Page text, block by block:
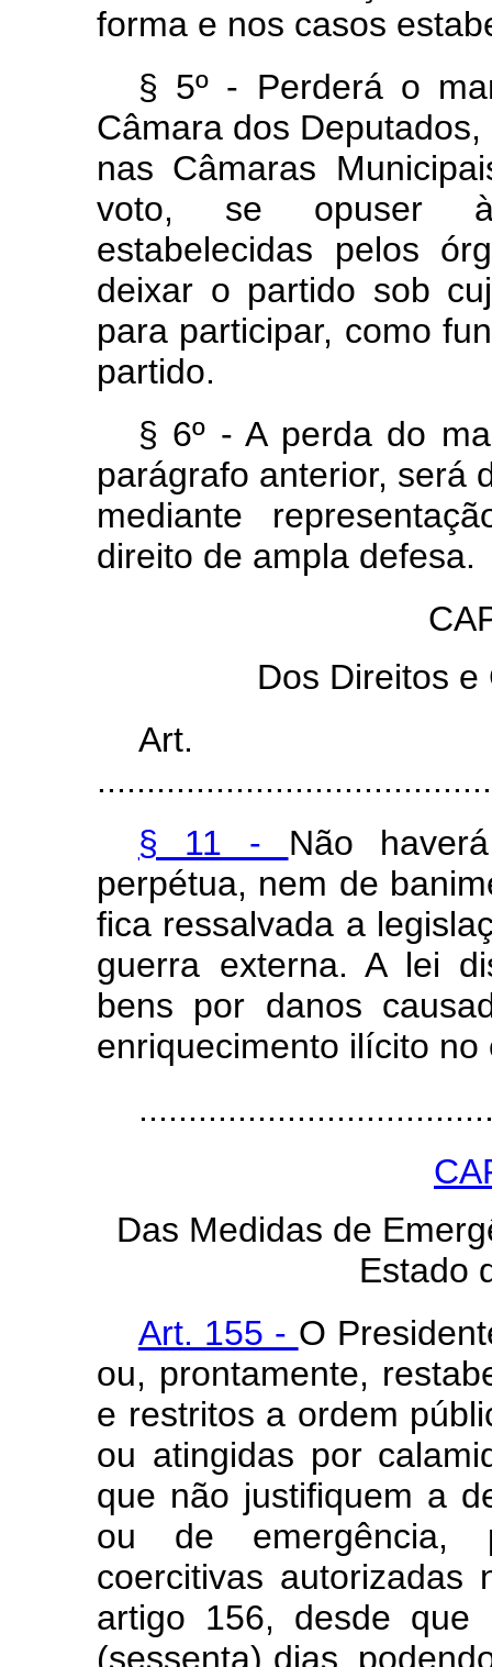
forma e nos casos
§ 5º - Perderá o
Câmara dos
nas Câmaras Munici
voto, se opuser
estabelecidas pelos
deixar o partido sob
para participar, como
partido.
§ 6º - A perda do
parágrafo anterior, será
mediante
direito de ampla defesa.
Dos Direitos
Art.
§ 11 - Não
perpétua, nem de
fica ressalvada a
guerra externa. A lei
bens por danos
enriquecimento ilícito
Das Medidas de
Estado
Art. 155 - O
ou, prontamente,
e restritos a ordem
ou atingidas por
que não justifiquem a
ou de emergência,
coercitivas
artigo 156, desde
(sessenta) dias,